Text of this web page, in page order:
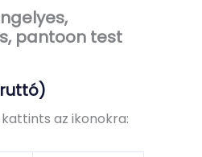
pantoon test
az ikonokra: